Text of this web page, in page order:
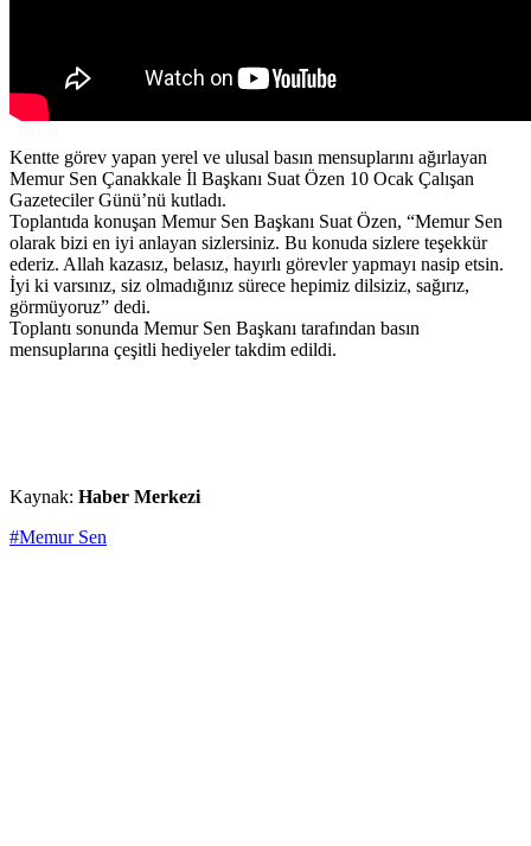
Kentte görev yapan yerel ve ulusal basın mensuplarını ağırlayan
Memur Sen Çanakkale İl Başkanı Suat Özen 10 Ocak Çalışan
Gazeteciler Günü’nü kutladı.
Toplantıda konuşan Memur Sen Başkanı Suat Özen, “Memur Sen
olarak bizi en iyi anlayan sizlersiniz. Bu konuda sizlere teşekkür
ederiz. Allah kazasız, belasız, hayırlı görevler yapmayı nasip etsin.
İyi ki varsınız, siz olmadığınız sürece hepimiz dilsiziz, sağırız,
görmüyoruz” dedi.
Toplantı sonunda Memur Sen Başkanı tarafından basın
mensuplarına çeşitli hediyeler takdim edildi.
Kaynak: Haber Merkezi
#Memur Sen